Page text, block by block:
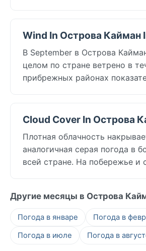
Wind In Острова Кайман
В September в Острова
целом по стране ветрено в
прибрежных районах
Cloud Cover In Острова
Плотная облачность
аналогичная серая погода в
всей стране. На побережье и
Другие месяцы в Острова
Погода в январе Погода в
Погода в июле
Погода в